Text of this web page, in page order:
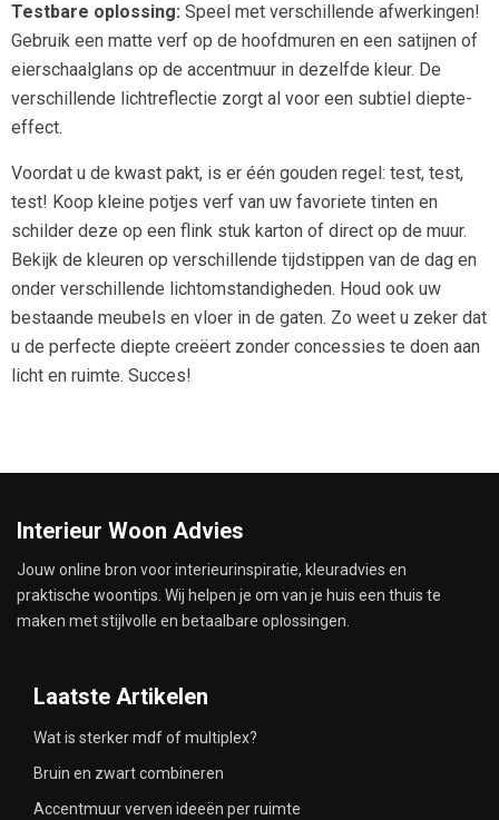
Testbare oplossing: Speel met verschillende afwerkingen!
Gebruik een matte verf op de hoofdmuren en een satijnen of
eierschaalglans op de accentmuur in dezelfde kleur. De
verschillende lichtreflectie zorgt al voor een subtiel diepte-
effect.
Voordat u de kwast pakt, is er één gouden regel: test, test,
test! Koop kleine potjes verf van uw favoriete tinten en
schilder deze op een flink stuk karton of direct op de muur.
Bekijk de kleuren op verschillende tijdstippen van de dag en
onder verschillende lichtomstandigheden. Houd ook uw
bestaande meubels en vloer in de gaten. Zo weet u zeker dat
u de perfecte diepte creëert zonder concessies te doen aan
licht en ruimte. Succes!
Interieur Woon Advies
Jouw online bron voor interieurinspiratie, kleuradvies en
praktische woontips. Wij helpen je om van je huis een thuis te
maken met stijlvolle en betaalbare oplossingen.
Laatste Artikelen
Wat is sterker mdf of multiplex?
Bruin en zwart combineren
Accentmuur verven ideeën per ruimte